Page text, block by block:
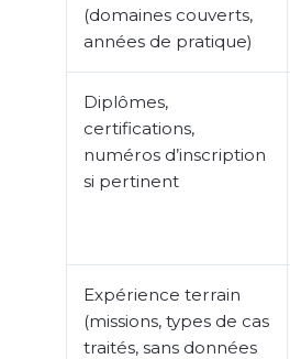
(domaines couverts,
années de pratique)
Diplômes,
certifications,
numéros d’inscription
si pertinent
Expérience terrain
(missions, types de cas
traités, sans données